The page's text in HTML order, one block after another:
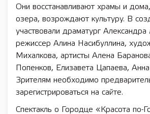
Они восстанавливают храмы и
озера, возрождают культуру. В
участвовали драматург
режиссер Алина Насибуллина,
Михалкова, артисты Алена
Попенков, Елизавета Цапаева, Анна
Зрителям необходимо
зарегистрироваться на сайте.
Спектакль о Городце «Красота по-